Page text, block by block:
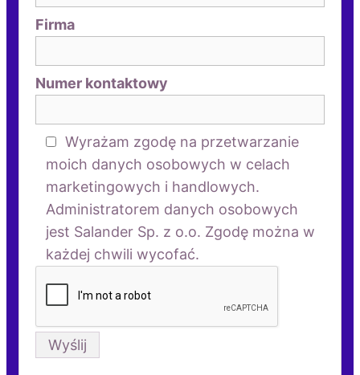
Firma
Numer kontaktowy
Wyrażam zgodę na przetwarzanie
moich danych osobowych w celach
marketingowych i handlowych.
Administratorem danych osobowych
jest Salander Sp. z o.o. Zgodę można w
każdej chwili wycofać.